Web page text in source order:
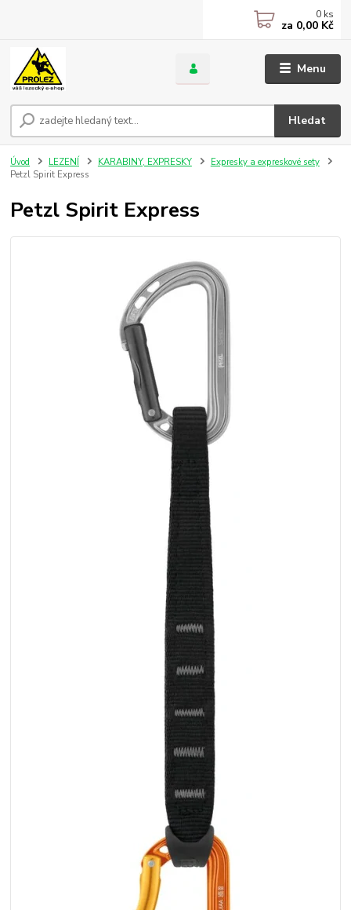
Menu
Hledat
0 ks
za 0,00 Kč
Úvod LEZENÍ KARABINY, EXPRESKY
Expresky a expreskové sety
Petzl Spirit Express
Petzl Spirit Express